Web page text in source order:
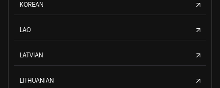
KOREAN
LAO
LATVIAN
LITHUANIAN